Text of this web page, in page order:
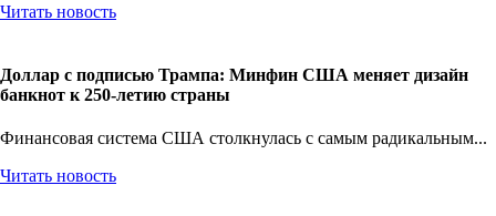
Читать новость
Доллар с подписью Трампа: Минфин США меняет дизайн
банкнот к 250-летию страны
Финансовая система США столкнулась с самым радикальным...
Читать новость